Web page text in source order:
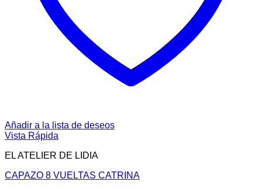
Añadir a la lista de deseos
Vista Rápida
EL ATELIER DE LIDIA
CAPAZO 8 VUELTAS CATRINA